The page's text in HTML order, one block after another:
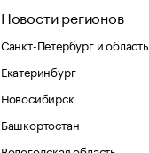
Новости регионов
Санкт-Петербург и область
Екатеринбург
Новосибирск
Башкортостан